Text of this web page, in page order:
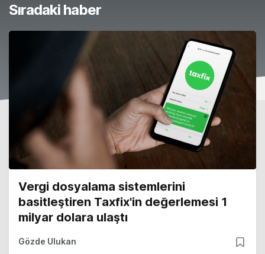
Sıradaki haber
Vergi dosyalama sistemlerini
basitleştiren Taxfix'in değerlemesi 1
milyar dolara ulaştı
Gözde Ulukan